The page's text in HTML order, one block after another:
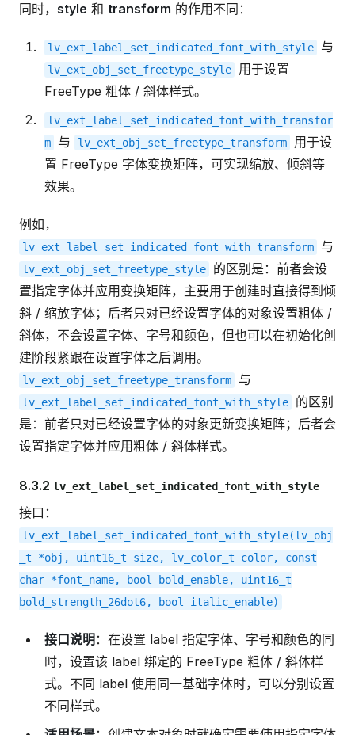
同时， style 和 transform 的作用不同：
lv_ext_label_set_indicated_font_with_style 与
lv_ext_obj_set_freetype_style
用于设置
FreeType 粗体 / 斜体样式。
lv_ext_label_set_indicated_font_with_transfor
m
与 lv_ext_obj_set_freetype_transform
用于设
置 FreeType 字体变换矩阵，可实现缩放、倾斜等
效果。
例如，
lv_ext_label_set_indicated_font_with_transform 与
lv_ext_obj_set_freetype_style
的区别是：前者会设
置指定字体并应用变换矩阵，主要用于创建时直接得到倾
斜 / 缩放字体；后者只对已经设置字体的对象设置粗体 /
斜体，不会设置字体、字号和颜色，但也可以在初始化创
建阶段紧跟在设置字体之后调用。
lv_ext_obj_set_freetype_transform 与
lv_ext_label_set_indicated_font_with_style
的区别
是：前者只对已经设置字体的对象更新变换矩阵；后者会
设置指定字体并应用粗体 / 斜体样式。
8.3.2 lv_ext_label_set_indicated_font_with_style
接口：
lv_ext_label_set_indicated_font_with_style(lv_obj
_t
*obj, uint16_t size, lv_color_t color,
const
char *font_name, bool bold_enable,
uint16_t
bold_strength_26dot6,
bool italic_enable)
接口说明 ：在设置 label 指定字体、字号和颜色的同
时，设置该 label 绑定的 FreeType 粗体 / 斜体样
式。不同 label 使用同一基础字体时，可以分别设置
不同样式。